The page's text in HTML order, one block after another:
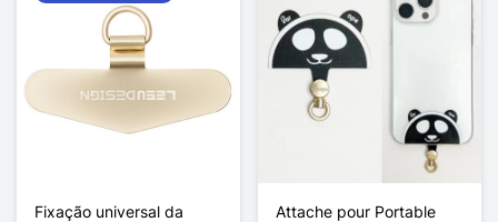
Fixação universal da
Attache pour Portable